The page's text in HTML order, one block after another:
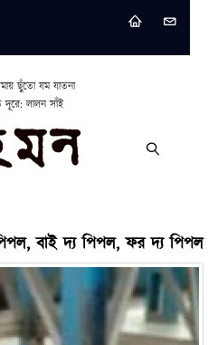
ছুঁতো যম যাতনা
লালন সাঁই
বাই দ্য পিপল, ফর দ্য পিপল